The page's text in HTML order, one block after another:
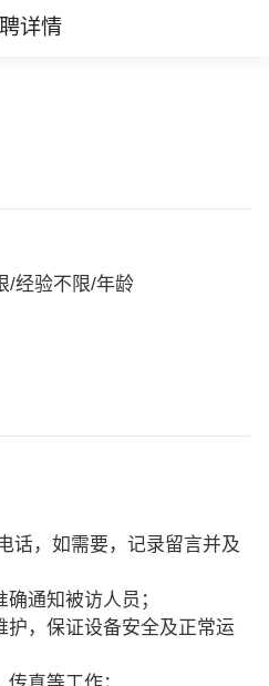
详情
/经验不限/年龄
话，如需要，记录留言并及
通知被访人员；
护，保证设备安全及正常运